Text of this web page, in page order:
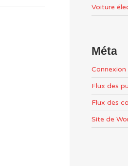
Voiture
Méta
Connexion
Flux des
Flux des
Site de